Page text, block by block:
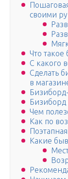
своими
Что
С какого
Сделать
в
Бизиборд
Чем
Как по
Какие